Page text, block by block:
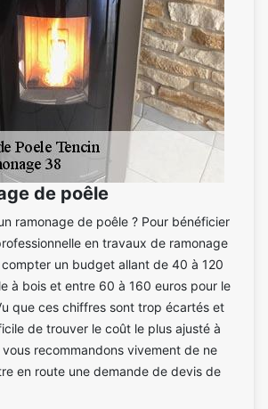
de poêle
ramonage de poêle ? Pour bénéficier
en travaux de ramonage
un budget allant de 40 à 120
à bois et entre 60 à 160 euros pour le
que ces chiffres sont trop écartés et
de trouver le coût le plus ajusté à
recommandons vivement de ne
en route une demande de devis de